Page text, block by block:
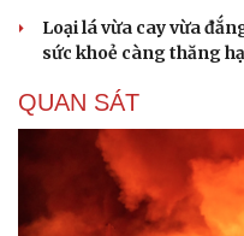
Loại lá vừa cay vừa
sức khoẻ càng thăng
QUAN SÁT